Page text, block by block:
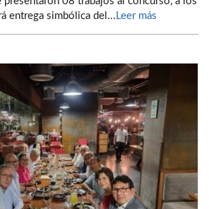
entrega simbólica del... Leer más